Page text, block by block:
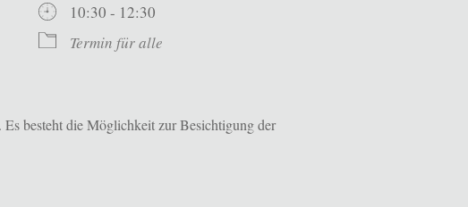
10:30 - 12:30
Termin für alle
besteht die Möglichkeit zur Besichtigung der